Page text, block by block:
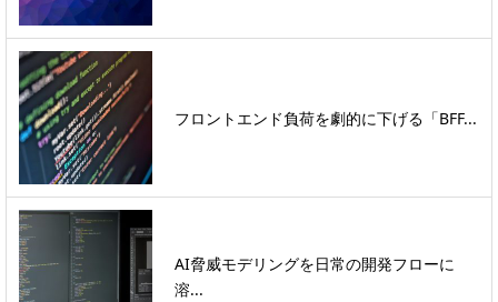
フロントエンド負荷を劇的に下げる「BFF...
AI脅威モデリングを日常の開発フローに
溶...